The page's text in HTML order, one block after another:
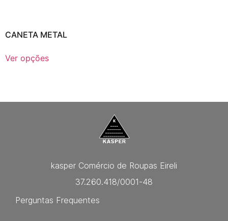
CANETA METAL
Ver opções
kasper Comércio de Roupas Eireli
37.260.418/0001-48
Perguntas Frequentes